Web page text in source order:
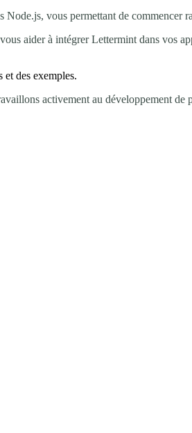
vous permettant de commencer
aider à intégrer Lettermint dans vos
et des exemples.
activement au développement